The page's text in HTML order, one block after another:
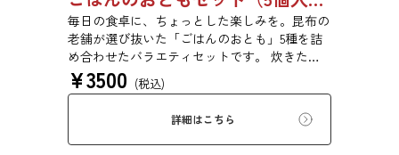
毎日の食卓に、ちょっとした楽しみを。昆布の
老舗が選び抜いた「ごはんのおとも」5種を詰
め合わせたバラエティセットです。 炊きたて
ごはんにのせるだけ、お弁当に添えるだけで、
手軽に美味しさが広がります。ご自宅用にはも
ちろん、ちょっとした贈り物にもおすすめで
す。 ※本商品はギフト仕様の化粧箱ではな
く、簡易ダンボール梱包でのお届けとなりま
¥3500 (税込)
詳細はこちら